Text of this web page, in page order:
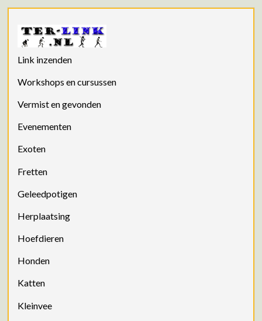
Link inzenden
Workshops en cursussen
Vermist en gevonden
Evenementen
Exoten
Fretten
Geleedpotigen
Herplaatsing
Hoefdieren
Honden
Katten
Kleinvee